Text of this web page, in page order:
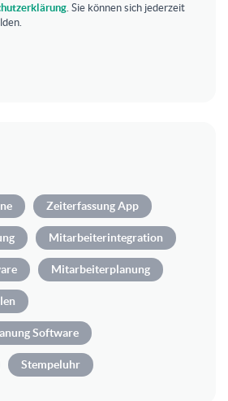
. Sie können sich jederzeit
Zeiterfassung App
Mitarbeiterintegration
Mitarbeiterplanung
Software
Stempeluhr